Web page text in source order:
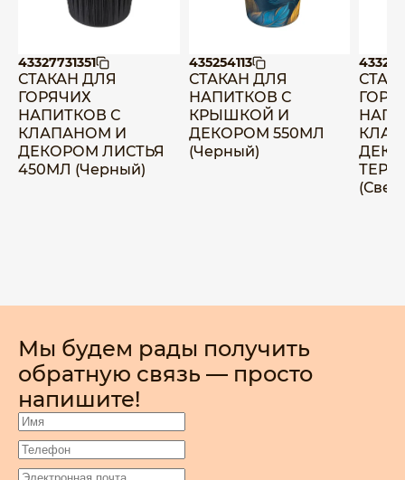
43327731351
СТАКАН ДЛЯ
ГОРЯЧИХ
НАПИТКОВ С
КЛАПАНОМ И
ДЕКОРОМ ЛИСТЬЯ
450МЛ (Черный)
435254113
СТАКАН ДЛЯ
НАПИТКОВ С
КРЫШКОЙ И
ДЕКОРОМ 550МЛ
(Черный)
Мы будем рады получить
обратную связь — просто
напишите!